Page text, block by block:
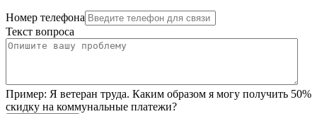
Номер телефона
Текст вопроса
Пример: Я ветеран труда. Каким образом я могу получить 50%
скидку на коммунальные платежи?